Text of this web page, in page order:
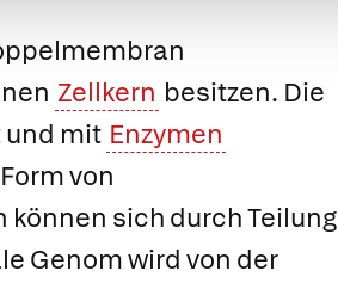
Zellkern besitzen. Die
und mit Enzymen
von
sich durch Teilung
Genomwird von der